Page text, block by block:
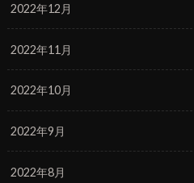
2022年12月
2022年11月
2022年10月
2022年9月
2022年8月